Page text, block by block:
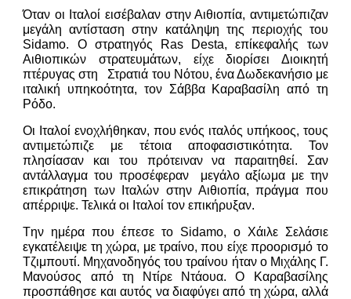
Όταν οι Ιταλοί εισέβαλαν στην Αιθιοπία, αντιμετώπιζαν
μεγάλη αντίσταση στην κατάληψη της περιoχής του
Sidamo. Ο στρατηγός Ras Desta, επίκεφαλής των
Αιθιοπικών στρατευμάτων, είχε διορίσει Διοικητή
πτέρυγας στη Στρατιά του Νότου, ένα Δωδεκανήσιο με
ιταλική υπηκοότητα, τον Σάββα Καραβασίλη από τη
Ρόδο.
Οι Ιταλοί ενοχλήθηκαν, που ενός ιταλός υπήκοος, τους
αντιμετώπιζε με τέτοια αποφασιστικότητα. Τον
πλησίασαν και του πρότειναν να παραιτηθεί. Σαν
αντάλλαγμα του προσέφεραν μεγάλο αξίωμα με την
επικράτηση των Ιταλών στην Αιθιοπία, πράγμα που
απέρριψε. Τελικά οι Ιταλοί τον επικήρυξαν.
Tην ημέρα που έπεσε το Sidamo, ο Χάιλε Σελάσιε
εγκατέλειψε τη χώρα, με τραίνο, που είχε προορισμό το
Τζιμπουτί. Μηχανοδηγός του τραίνου ήταν ο Μιχάλης Γ.
Μανούσος από τη Ντίρε Ντάουα. Ο Καραβασίλης
προσπάθησε και αυτός να διαφύγει από τη χώρα, αλλά